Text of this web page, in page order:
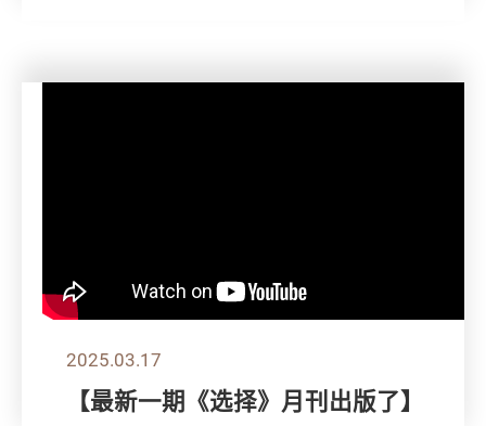
2025.03.17
【最新一期《选择》月刊出版了】